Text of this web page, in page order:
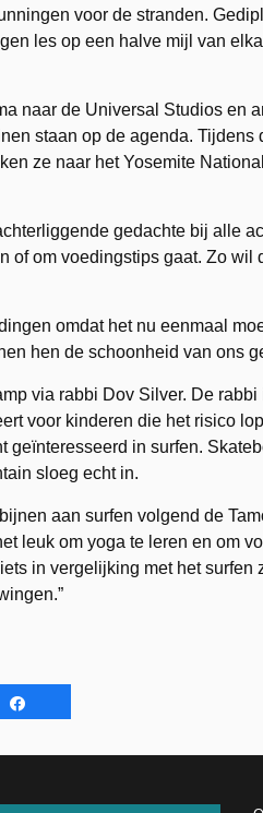
voor de stranden.
les op een halve mijl van
naar de Universal Studios en
staan op de agenda.
ze naar het Yosemite
gedachte bij alle
of om voedingstips gaat. Zo
omdat het nu eenmaal
hen de schoonheid van ons
via rabbi Dov Silver. De
voor kinderen die het risico
geïnteresseerd in surfen.
sloeg echt in.
aan surfen volgend de
leuk om yoga te leren en om
in vergelijking met het surfen